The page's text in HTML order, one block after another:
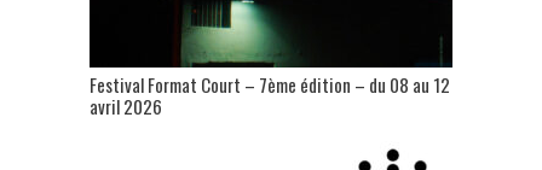
Festival Format Court – 7ème édition – du 08 au 12
avril 2026